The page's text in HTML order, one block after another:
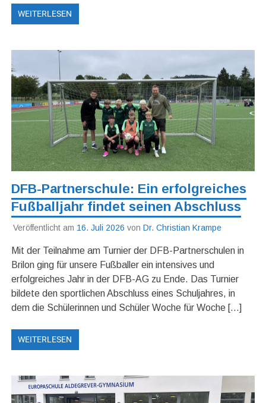
WEITERLESEN
DFB-Partnerschule: Ein erfolgreiches
Fußballjahr findet seinen Abschluss
Veröffentlicht am 16. Juli 2026 von Dr. Christian Krampe
Mit der Teilnahme am Turnier der DFB-Partnerschulen in
Brilon ging für unsere Fußballer ein intensives und
erfolgreiches Jahr in der DFB-AG zu Ende. Das Turnier
bildete den sportlichen Abschluss eines Schuljahres, in
dem die Schülerinnen und Schüler Woche für Woche […]
WEITERLESEN